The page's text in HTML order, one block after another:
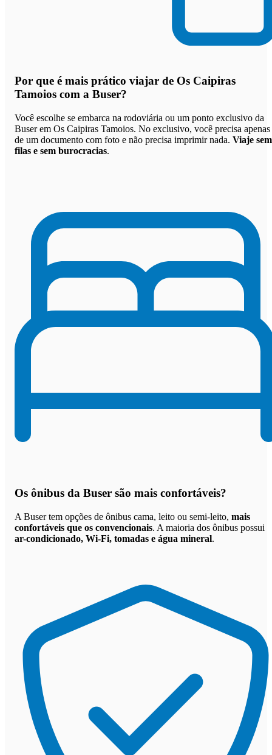
Por que é mais prático viajar de Os Caipiras
Tamoios com a Buser?
Você escolhe se embarca na rodoviária ou um ponto exclusivo da
Buser em Os Caipiras Tamoios. No exclusivo, você precisa apenas
de um documento com foto e não precisa imprimir nada. Viaje sem
filas e sem burocracias.
Os ônibus da Buser são mais confortáveis?
A Buser tem opções de ônibus cama, leito ou semi-leito, mais
confortáveis que os convencionais. A maioria dos ônibus possui
ar-condicionado, Wi-Fi, tomadas e água mineral.